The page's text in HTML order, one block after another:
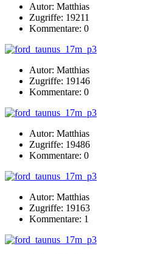
Autor: Matthias
Zugriffe: 19211
Kommentare: 0
Autor: Matthias
Zugriffe: 19146
Kommentare: 0
Autor: Matthias
Zugriffe: 19486
Kommentare: 0
Autor: Matthias
Zugriffe: 19163
Kommentare: 1